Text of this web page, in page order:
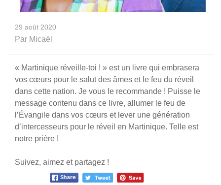
29 août 2020
Par Micaël
« Martinique réveille-toi ! » est un livre qui embrasera
vos cœurs pour le salut des âmes et le feu du réveil
dans cette nation. Je vous le recommande ! Puisse le
message contenu dans ce livre, allumer le feu de
l’Évangile dans vos cœurs et lever une génération
d’intercesseurs pour le réveil en Martinique. Telle est
notre prière !
Suivez, aimez et partagez !